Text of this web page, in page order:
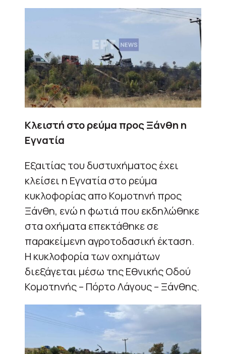
Κλειστή στο ρεύμα προς Ξάνθη η
Εγνατία
Εξαιτίας του δυστυχήματος έχει
κλείσει η Εγνατία στο ρεύμα
κυκλοφορίας απο Κομοτηνή προς
Ξάνθη, ενώ η φωτιά που εκδηλώθηκε
στα οχήματα επεκτάθηκε σε
παρακείμενη αγροτοδασική έκταση.
Η κυκλοφορία των οχημάτων
διεξάγεται μέσω της Εθνικής Οδού
Κομοτηνής – Πόρτο Λάγους – Ξάνθης.